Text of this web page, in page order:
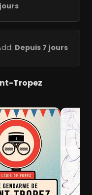
jours
Depuis 7 jours
Tropez